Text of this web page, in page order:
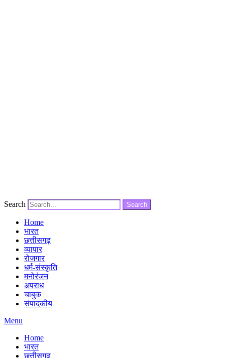
Search Search
Home
भारत
छत्तीसगढ़
व्यापार
रोजगार
धर्म-संस्कृति
मनोरंजन
अपराध
चाबुक
संपादकीय
Menu
Home
भारत
छत्तीसगढ़